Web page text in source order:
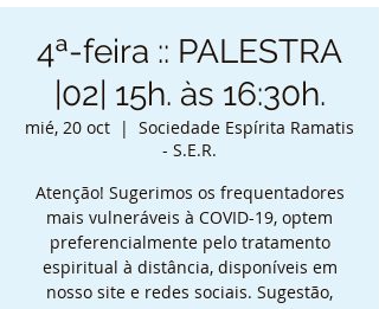
4ª-feira :: PALESTRA
|02| 15h. às 16:30h.
mié, 20 oct
  |
Sociedade Espírita Ramatis
- S.E.R.
Atenção! Sugerimos os frequentadores
mais vulneráveis à COVID-19, optem
preferencialmente pelo tratamento
espiritual à distância, disponíveis em
nosso site e redes sociais. Sugestão,